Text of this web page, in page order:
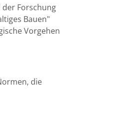
Forschung
Bauen"
Vorgehen
die